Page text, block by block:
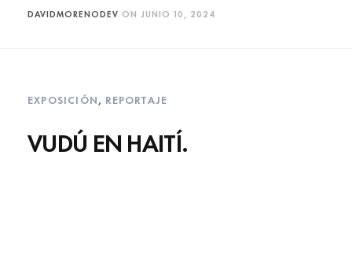
DAVIDMORENODEV ON JUNIO 10, 2024
EXPOSICIÓN, REPORTAJE
VUDÚ EN HAITÍ.